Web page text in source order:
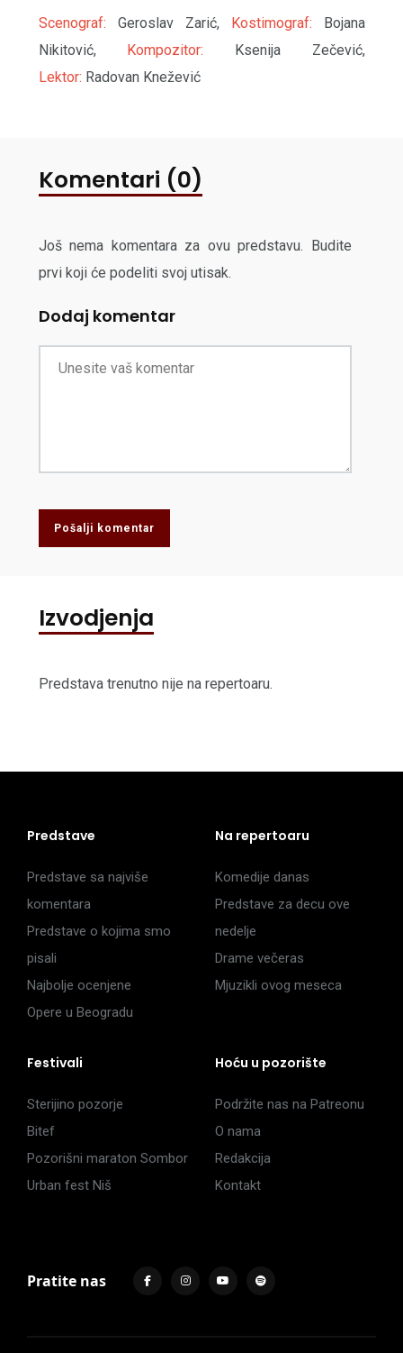
Scenograf: Geroslav Zarić, Kostimograf: Bojana
Nikitović,
Kompozitor: Ksenija Zečević,
Lektor: Radovan Knežević
Komentari (0)
Još nema komentara za ovu predstavu. Budite
prvi koji će podeliti svoj utisak.
Dodaj komentar
Pošalji komentar
Izvodjenja
Predstava trenutno nije na repertoaru.
Predstave
Predstave sa najviše
komentara
Predstave o kojima smo
pisali
Najbolje ocenjene
Opere u Beogradu
Na repertoaru
Komedije danas
Predstave za decu ove
nedelje
Drame večeras
Mjuzikli ovog meseca
Festivali
Sterijino pozorje
Bitef
Pozorišni maraton Sombor
Urban fest Niš
Hoću u pozorište
Podržite nas na Patreonu
O nama
Redakcija
Kontakt
Pratite nas